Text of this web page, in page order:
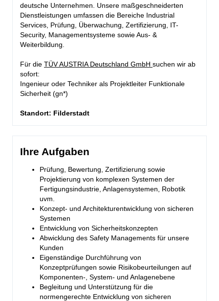
deutsche Unternehmen. Unsere maßgeschneiderten
Dienstleistungen umfassen die Bereiche Industrial
Services, Prüfung, Überwachung, Zertifizierung, IT-
Security, Managementsysteme sowie Aus- &
Weiterbildung.
Für die TÜV AUSTRIA Deutschland GmbH suchen wir ab
sofort:
Ingenieur oder Techniker als Projektleiter Funktionale
Sicherheit (gn*)
Standort: Filderstadt
Ihre Aufgaben
Prüfung, Bewertung, Zertifizierung sowie
Projektierung von komplexen Systemen der
Fertigungsindustrie, Anlagensystemen, Robotik
uvm.
Konzept- und Architekturentwicklung von sicheren
Systemen
Entwicklung von Sicherheitskonzepten
Abwicklung des Safety Managements für unsere
Kunden
Eigenständige Durchführung von
Konzeptprüfungen sowie Risikobeurteilungen auf
Komponenten-, System- und Anlagenebene
Begleitung und Unterstützung für die
normengerechte Entwicklung von sicheren